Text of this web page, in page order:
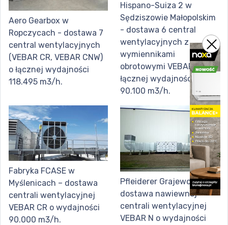
Aero Gearbox w
Ropczycach - dostawa 7
central wentylacyjnych
(VEBAR CR, VEBAR CNW)
o łącznej wydajności
118.495 m3/h.
Hispano-Suiza 2 w
Sędziszowie Małopolskim
- dostawa 6 central
wentylacyjnych z
wymiennikami
obrotowymi VEBAR CR o
łącznej wydajności
90.100 m3/h.
Fabryka FCASE w
Myślenicach – dostawa
centrali wentylacyjnej
VEBAR CR o wydajności
90.000 m3/h.
Pfleiderer Grajewo S.A. –
dostawa nawiewnej
centrali wentylacyjnej
VEBAR N o wydajności